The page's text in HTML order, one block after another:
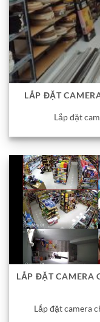
LẮP ĐẶT
Lắp đặt
LẮP ĐẶT CAMERA
Lắp đặt camera